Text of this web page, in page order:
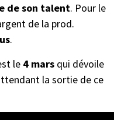
de son talent. Pour le
de la prod.
.
le 4 mars qui dévoile
la sortie de ce